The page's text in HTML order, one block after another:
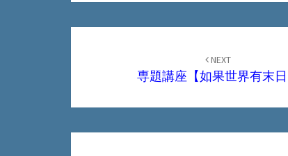
NEXT
専題講座【如果世界有末日